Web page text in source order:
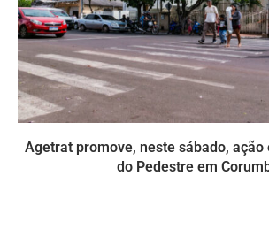
Agetrat promove, neste sábado, ação
do Pedestre em